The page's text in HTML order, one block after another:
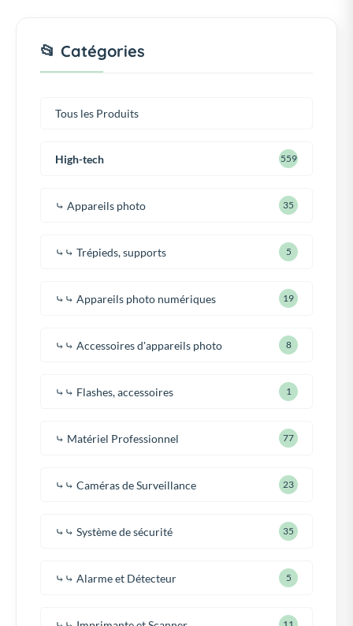
📂 Catégories
Tous les Produits
High-tech 559
⤷ Appareils photo 35
⤷⤷ Trépieds, supports 5
⤷⤷ Appareils photo numériques 19
⤷⤷ Accessoires d'appareils photo 8
⤷⤷ Flashes, accessoires 1
⤷ Matériel Professionnel 77
⤷⤷ Caméras de Surveillance 23
⤷⤷ Système de sécurité 35
⤷⤷ Alarme et Détecteur 5